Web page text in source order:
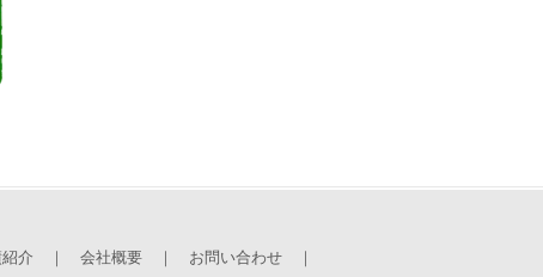
介 ｜ 会社概要 ｜ お問い合わせ ｜